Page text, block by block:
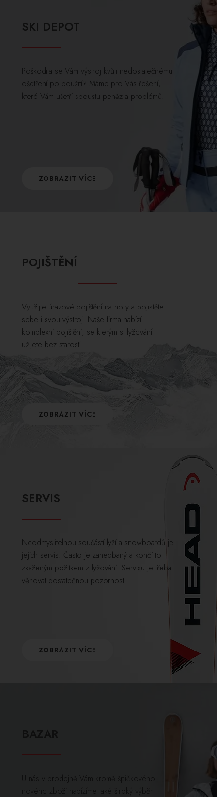
SKI DEPOT
Poškodila se Vám výstroj kvůli nedostatečnému
ošetření po použití? Máme pro Vás řešení,
které Vám ušetří spoustu peněz a problémů.
ZOBRAZIT VÍCE
POJIŠTĚNÍ
Využijte úrazové pojištění na hory a pojistěte
sebe i svou výstroj! Naše firma nabízí
komplexní pojištění, se kterým si lyžování
užijete bez starostí.
ZOBRAZIT VÍCE
SERVIS
Neodmyslitelnou součástí lyží a snowboardů je
jejich servis. Často je zanedbaný a končí to
zkaženým požitkem z lyžování. Servisu je třeba
věnovat dostatečnou pozornost.
ZOBRAZIT VÍCE
U nás v prodejně Vám kromě špičkového
nového zboží nabízíme také široký výběr